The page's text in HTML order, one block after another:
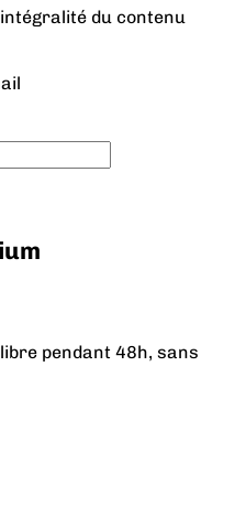
du contenu
pendant 48h, sans